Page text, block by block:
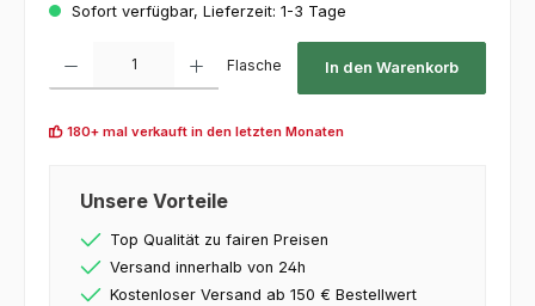
Sofort verfügbar, Lieferzeit: 1-3 Tage
Flasche In den Warenkorb
180+ mal verkauft in den letzten Monaten
Unsere Vorteile
Top Qualität zu fairen Preisen
Versand innerhalb von 24h
Kostenloser Versand ab 150 € Bestellwert